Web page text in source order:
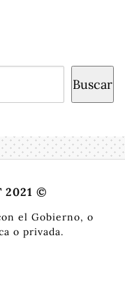
Buscar
2021 ©
el Gobierno, o
o privada.